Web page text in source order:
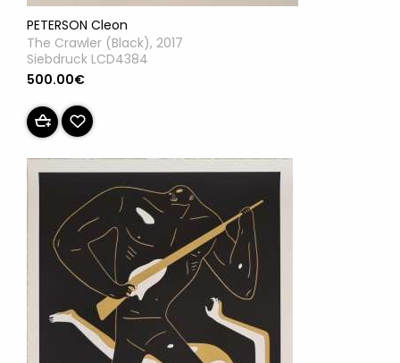
PETERSON Cleon
The Crawler (Black), 2017
Siebdruck LCD4384
500.00€